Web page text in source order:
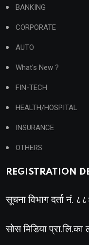
BANKING
CORPORATE
AUTO
What's New ?
FIN-TECH
HEALTH/HOSPITAL
INSURANCE
OTHERS
REGISTRATION
सूचना विभाग दर्ता नं.
सोस मिडिया प्रा.लि.का